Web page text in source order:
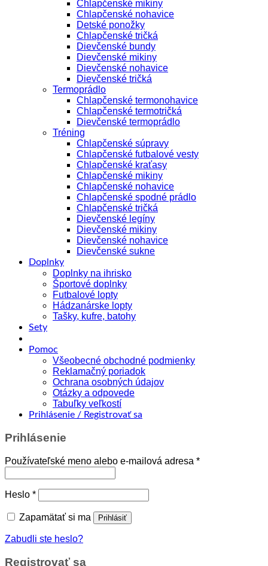
Chlapčenské mikiny
Chlapčenské nohavice
Detské ponožky
Chlapčenské tričká
Dievčenské bundy
Dievčenské mikiny
Dievčenské nohavice
Dievčenské tričká
Termoprádlo
Chlapčenské termonohavice
Chlapčenské termotričká
Dievčenské termoprádlo
Tréning
Chlapčenské súpravy
Chlapčenské futbalové vesty
Chlapčenské kraťasy
Chlapčenské mikiny
Chlapčenské nohavice
Chlapčenské spodné prádlo
Chlapčenské tričká
Dievčenské legíny
Dievčenské mikiny
Dievčenské nohavice
Dievčenské sukne
Doplnky
Doplnky na ihrisko
Športové doplnky
Futbalové lopty
Hádzanárske lopty
Tašky, kufre, batohy
Sety
Pomoc
Všeobecné obchodné podmienky
Reklamačný poriadok
Ochrana osobných údajov
Otázky a odpovede
Tabuľky veľkostí
Prihlásenie / Registrovať sa
Prihlásenie
Používateľské meno alebo e-mailová adresa *Povinné
Heslo *Povinné
Zapamätať si ma Prihlásiť
Zabudli ste heslo?
Registrovať sa